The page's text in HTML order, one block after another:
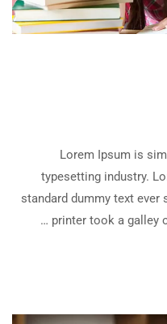
Lorem Ipsum is
typesetting industry.
standard dummy text ever
printer took a galley